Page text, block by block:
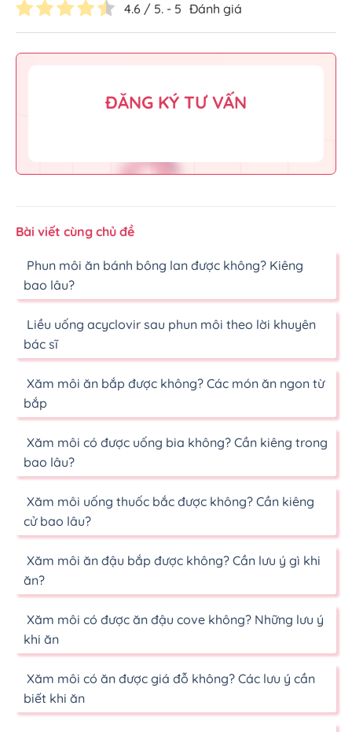
Đánh giá
4.6 / 5. - 5
ĐĂNG KÝ TƯ VẤN
Bài viết cùng chủ đề
Phun môi ăn bánh bông lan được không? Kiêng
bao lâu?
Liều uống acyclovir sau phun môi theo lời khuyên
bác sĩ
Xăm môi ăn bắp được không? Các món ăn ngon từ
bắp
Xăm môi có được uống bia không? Cần kiêng trong
bao lâu?
Xăm môi uống thuốc bắc được không? Cần kiêng
cử bao lâu?
Xăm môi ăn đậu bắp được không? Cần lưu ý gì khi
ăn?
Xăm môi có được ăn đậu cove không? Những lưu ý
khi ăn
Xăm môi có ăn được giá đỗ không? Các lưu ý cần
biết khi ăn